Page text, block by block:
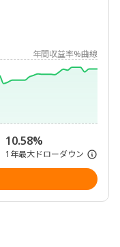
年間収益率%曲線
10.58%
1年最大ドローダウン